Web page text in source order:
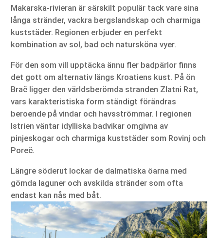
Makarska-rivieran är särskilt populär tack vare sina
långa stränder, vackra bergslandskap och charmiga
kuststäder. Regionen erbjuder en perfekt
kombination av sol, bad och natursköna vyer.
För den som vill upptäcka ännu fler badpärlor finns
det gott om alternativ längs Kroatiens kust. På ön
Brač ligger den världsberömda stranden Zlatni Rat,
vars karakteristiska form ständigt förändras
beroende på vindar och havsströmmar. I regionen
Istrien väntar idylliska badvikar omgivna av
pinjeskogar och charmiga kuststäder som Rovinj och
Poreč.
Längre söderut lockar de dalmatiska öarna med
gömda laguner och avskilda stränder som ofta
endast kan nås med båt.